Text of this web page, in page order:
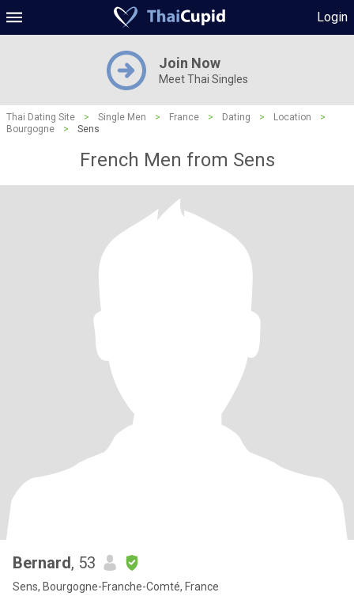
Login
Join Now
Meet Thai Singles
Thai Dating Site > Single Men > France > Dating > Location
>
Bourgogne
> Sens
French Men from Sens
Bernard, 53
Sens, Bourgogne-Franche-Comté, France